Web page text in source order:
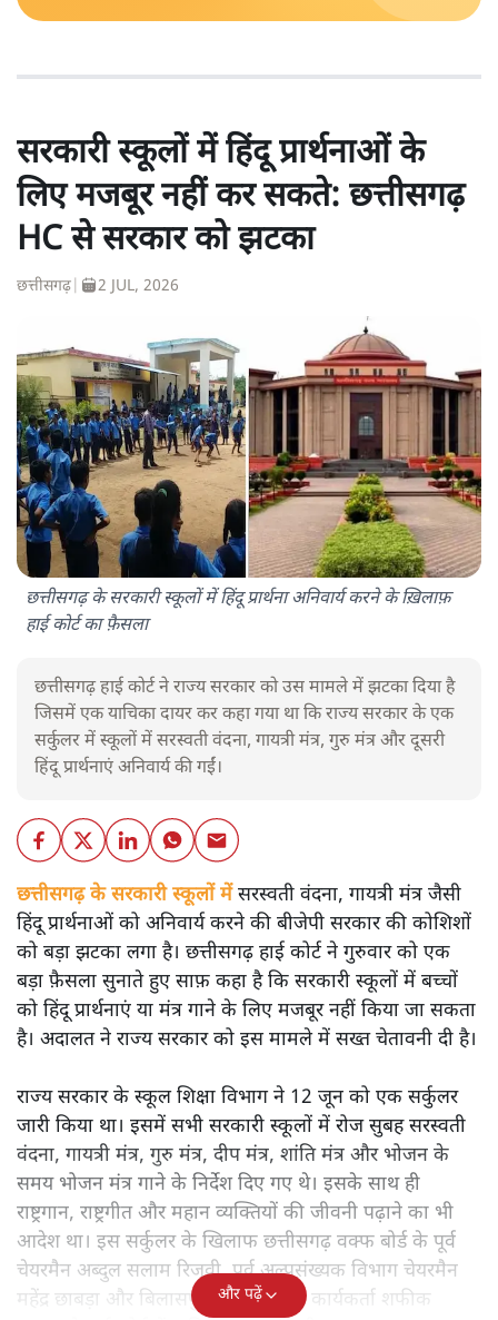
सरकारी स्कूलों में हिंदू प्रार्थनाओं के
लिए मजबूर नहीं कर सकते: छत्तीसगढ़
HC से सरकार को झटका
छत्तीसगढ़ 2 JUL, 2026
छत्तीसगढ़ के सरकारी स्कूलों में हिंदू प्रार्थना अनिवार्य करने के ख़िलाफ़
हाई कोर्ट का फ़ैसला
छत्तीसगढ़ हाई कोर्ट ने राज्य सरकार को उस मामले में झटका दिया है
जिसमें एक याचिका दायर कर कहा गया था कि राज्य सरकार के एक
सर्कुलर में स्कूलों में सरस्वती वंदना, गायत्री मंत्र, गुरु मंत्र और दूसरी
हिंदू प्रार्थनाएं अनिवार्य की गईं।
छत्तीसगढ़ के सरकारी स्कूलों मेंसरस्वती वंदना, गायत्री मंत्र जैसी
हिंदू प्रार्थनाओं को अनिवार्य करने की बीजेपी सरकार की कोशिशों
को बड़ा झटका लगा है। छत्तीसगढ़ हाई कोर्ट ने गुरुवार को एक
बड़ा फ़ैसला सुनाते हुए साफ़ कहा है कि सरकारी स्कूलों में बच्चों
को हिंदू प्रार्थनाएं या मंत्र गाने के लिए मजबूर नहीं किया जा सकता
है। अदालत ने राज्य सरकार को इस मामले में सख्त चेतावनी दी है।
राज्य सरकार के स्कूल शिक्षा विभाग ने 12 जून को एक सर्कुलर
जारी किया था। इसमें सभी सरकारी स्कूलों में रोज सुबह सरस्वती
वंदना, गायत्री मंत्र, गुरु मंत्र, दीप मंत्र, शांति मंत्र और भोजन के
समय भोजन मंत्र गाने के निर्देश दिए गए थे। इसके साथ ही
राष्ट्रगान, राष्ट्रगीत और महान व्यक्तियों की जीवनी पढ़ाने का भी
आदेश था। इस सर्कुलर के खिलाफ छत्तीसगढ़ वक्फ बोर्ड के पूर्व
चेयरमैन अब्दुल सलाम रिजवी, पूर्व अल्पसंख्यक विभाग चेयरमैन
महेंद्र छाबड़ा और बिलासपुर के सामाजिक कार्यकर्ता शफीक
और पढ़ें